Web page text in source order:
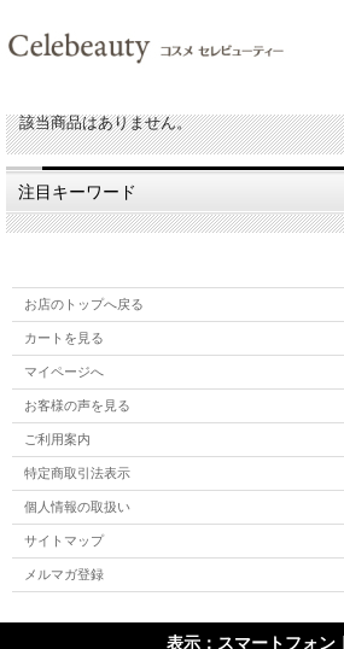
該当商品はありません。
注目キーワード
お店のトップへ戻る
カートを見る
マイページへ
お客様の声を見る
ご利用案内
特定商取引法表示
個人情報の取扱い
サイトマップ
メルマガ登録
表示：スマートフォン｜